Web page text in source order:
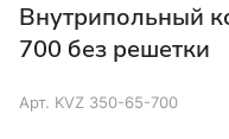
Внутрипольный
700 без решетки
Арт. KVZ 350-65-700